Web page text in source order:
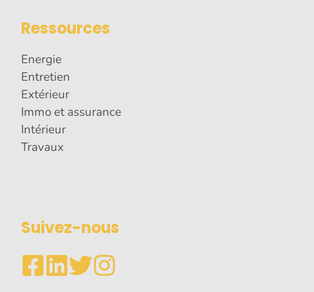
Ressources
Energie
Entretien
Extérieur
Immo et assurance
Intérieur
Travaux
Suivez-nous